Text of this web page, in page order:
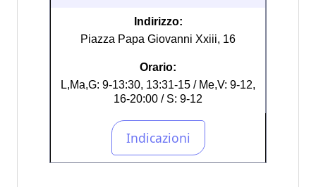
Indirizzo:
Piazza Papa Giovanni Xxiii, 16
Orario:
L,Ma,G: 9-13:30, 13:31-15 / Me,V: 9-12,
16-20:00 / S: 9-12